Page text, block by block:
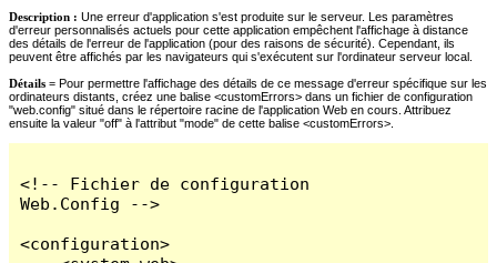
Description : Une erreur d'application s'est produite sur le serveur. Les paramètres
d'erreur personnalisés actuels pour cette application empêchent l'affichage à distance
des détails de l'erreur de l'application (pour des raisons de sécurité). Cependant, ils
peuvent être affichés par les navigateurs qui s'exécutent sur l'ordinateur serveur local.
Détails = Pour permettre l'affichage des détails de ce message d'erreur spécifique sur les
ordinateurs distants, créez une balise <customErrors> dans un fichier de configuration
"web.config" situé dans le répertoire racine de l'application Web en cours. Attribuez
ensuite la valeur "off" à l'attribut "mode" de cette balise <customErrors>.
<!-- Fichier de configuration
Web.Config -->
<configuration>